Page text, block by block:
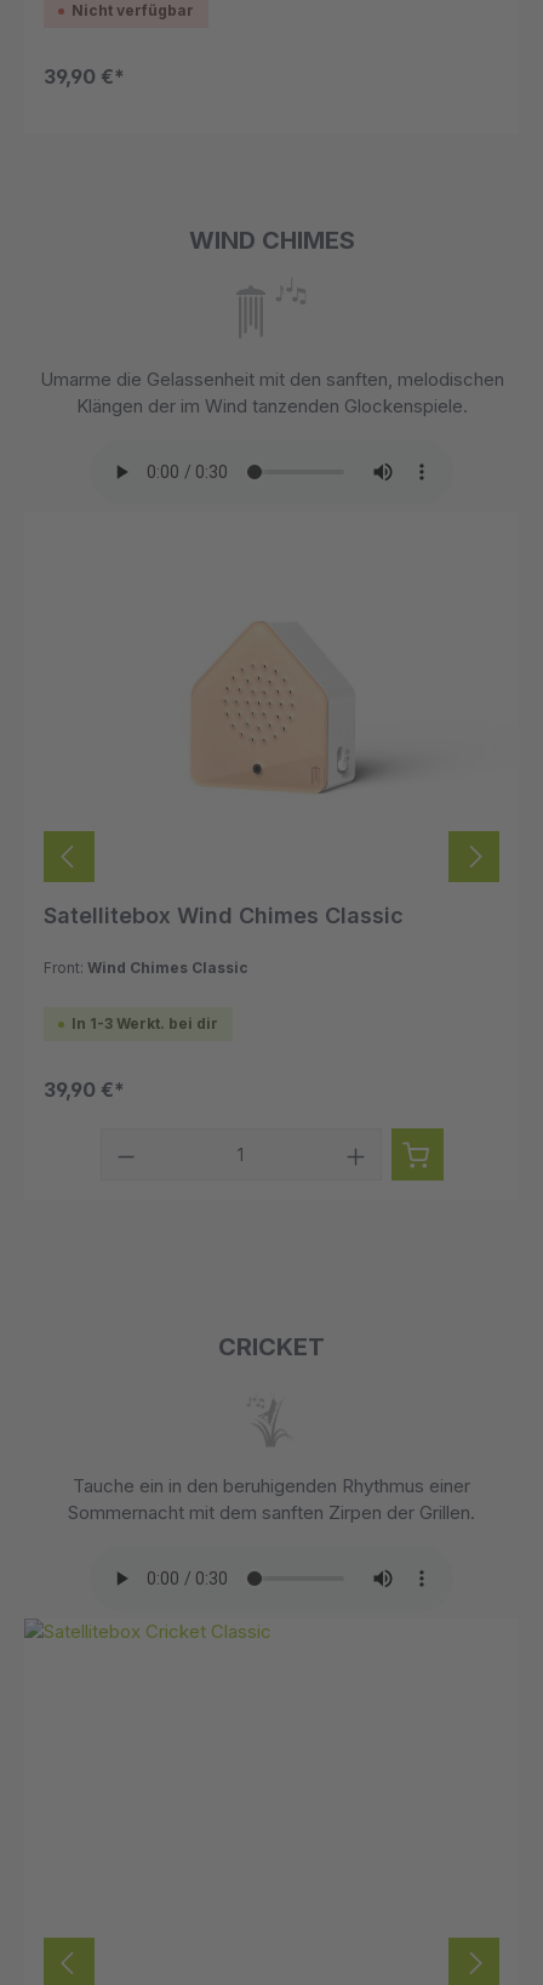
Nicht verfügbar
39,90 €*
WIND CHIMES
Umarme die Gelassenheit mit den sanften, melodischen
Klängen der im Wind tanzenden Glockenspiele.
Satellitebox Wind Chimes Classic
Front: Wind Chimes Classic
In 1-3 Werkt. bei dir
39,90 €*
CRICKET
Tauche ein in den beruhigenden Rhythmus einer
Sommernacht mit dem sanften Zirpen der Grillen.